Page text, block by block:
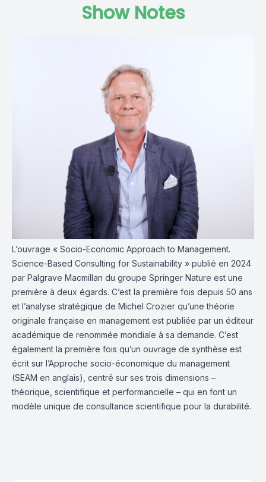
Show Notes
L’ouvrage « Socio-Economic Approach to Management.
Science-Based Consulting for Sustainability » publié en 2024
par Palgrave Macmillan du groupe Springer Nature est une
première à deux égards. C’est la première fois depuis 50 ans
et l’analyse stratégique de Michel Crozier qu’une théorie
originale française en management est publiée par un éditeur
académique de renommée mondiale à sa demande. C’est
également la première fois qu’un ouvrage de synthèse est
écrit sur l’Approche socio-économique du management
(SEAM en anglais), centré sur ses trois dimensions –
théorique, scientifique et performancielle – qui en font un
modèle unique de consultance scientifique pour la durabilité.